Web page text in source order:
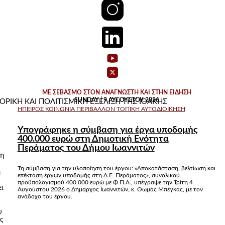
ΜΕ ΣΕΒΑΣΜΟ ΣΤΟΝ ΑΝΑΓΝΩΣΤΗ ΚΑΙ ΣΤΗΝ ΕΙΔΗΣΗ
SUNDAY | 9 ΑΥΓΟΎΣΤΟΥ 2026
ΉΠΕΙΡΟΣ ΚΟΙΝΩΝΊΑ ΠΕΡΙΒΆΛΛΟΝ ΤΟΠΙΚΉ ΑΥΤΟΔΙΟΊΚΗΣΗ
Υπογράφηκε η σύμβαση για έργα υποδομής
400.000 ευρώ στη Δημοτική Ενότητα
Περάματος του Δήμου Ιωαννιτών
Τη σύμβαση για την υλοποίηση του έργου: «Αποκατάσταση, βελτίωση και
επέκταση έργων υποδομής στη Δ.Ε. Περάματος», συνολικού
προϋπολογισμού 400.000 ευρώ με Φ.Π.Α., υπέγραψε την Τρίτη 4
Αυγούστου 2026 ο Δήμαρχος Ιωαννιτών, κ. Θωμάς Μπέγκας, με τον
ανάδοχο του έργου.
ΚΑΙ ΠΟΛΙΤΙΣΜΙΚΗ ΕΞΕΛΙΞΗ ΤΗΣ ΙΘΑΚΗΣ